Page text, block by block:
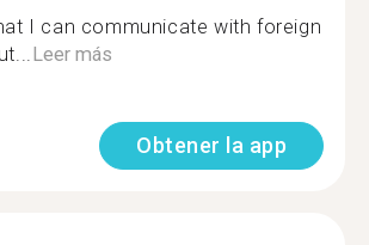
I can communicate with foreign
Leer más
Obtener la app